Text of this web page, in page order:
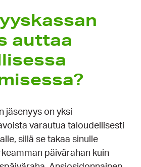
auttaa
jäsenyys on yksi
varautua taloudellisesti
sillä se takaa sinulle
päivärahan kuin